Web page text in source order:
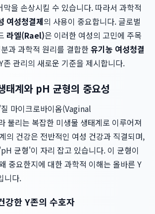
막을 손상시킬 수 있습니다. 따라서 과학적
여성청결제의 사용이 중요합니다. 글로벌
라엘(Rael)은 이러한 여성의 고민에 주목
과 과학적 원리를 결합한유기농 여성청결
존 관리의 새로운 기준을 제시합니다.
태계와 pH 균형의 중요성
마이크로바이옴(Vaginal
리는 복잡한 미생물 생태계로 이루어져
의 건강은 전반적인 여성 건강과 직결되며,
균형'이 자리 잡고 있습니다. 이 균형이
중요한지에 대한 과학적 이해는 올바른 Y
니다.
강한 Y존의 수호자